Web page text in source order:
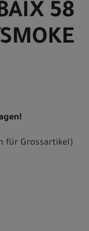
58
für Grossartikel)